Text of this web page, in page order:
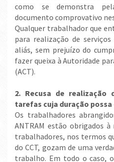
como se demonstra
documento comprovativo
Qualquer trabalhador que
para realização de
aliás, sem prejuízo do
fazer queixa à Autoridade
(ACT).
2. Recusa de realização
tarefas cuja duração
Os trabalhadores
ANTRAM estão obrigados
trabalhadores, nos termos
do CCT, gozam de uma
trabalho. Em todo o caso,